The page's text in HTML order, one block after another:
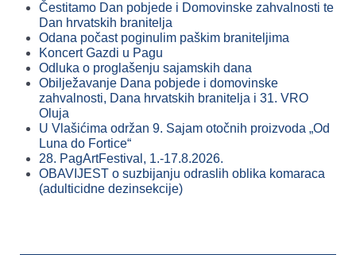
Čestitamo Dan pobjede i Domovinske zahvalnosti te
Dan hrvatskih branitelja
Odana počast poginulim paškim braniteljima
Koncert Gazdi u Pagu
Odluka o proglašenju sajamskih dana
Obilježavanje Dana pobjede i domovinske
zahvalnosti, Dana hrvatskih branitelja i 31. VRO
Oluja
U Vlašićima održan 9. Sajam otočnih proizvoda „Od
Luna do Fortice“
28. PagArtFestival, 1.-17.8.2026.
OBAVIJEST o suzbijanju odraslih oblika komaraca
(adulticidne dezinsekcije)